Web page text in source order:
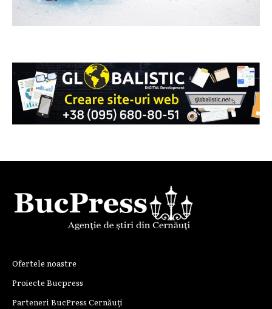
Ofertele noastre
Proiecte Bucpress
Parteneri BucPress Cernăuți